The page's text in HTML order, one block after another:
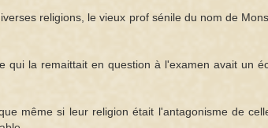
religions, le vieux prof sénile du nom de
qui la remaittait en question à l'examen avait un
même si leur religion était l'antagonisme de